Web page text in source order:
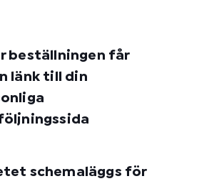
beställningen får
länk till din
schemaläggs för